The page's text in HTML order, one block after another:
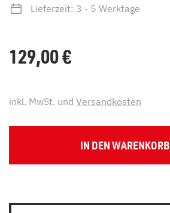
Lieferzeit: 3 - 5 Werktage
129,00€
inkl. MwSt. und Versandkosten
IN DEN WARENKORB